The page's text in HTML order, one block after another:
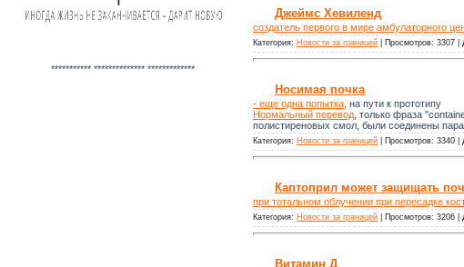
*********** ************** *************
Джеймс Хевиленд
создатель первого в мире амбулаторного
Категория: Новости за границей | Просмотров: 3307 |
Носимая почка
- еще одна попытка, на пути к прототипу
Нормальный перевод, только фраза
полистиреновых смол, были соединены
Категория: Новости за границей | Просмотров: 3340 |
Каптоприл может защищать
при тотальном облучении при пересадке
Категория: Новости за границей | Просмотров: 3206 |
Витамин Д